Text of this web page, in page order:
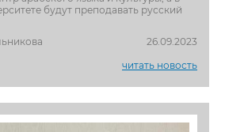
будут преподавать русский
26.09.2023
читать новость